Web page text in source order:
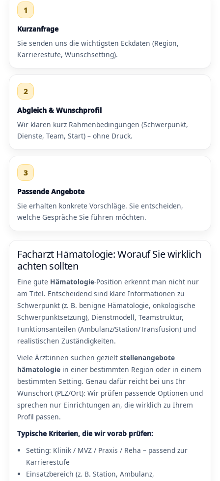
1
Kurzanfrage
Sie senden uns die wichtigsten Eckdaten (Region,
Karrierestufe, Wunschsetting).
2
Abgleich & Wunschprofil
Wir klären kurz Rahmenbedingungen (Schwerpunkt,
Dienste, Team, Start) – ohne Druck.
3
Passende Angebote
Sie erhalten konkrete Vorschläge. Sie entscheiden,
welche Gespräche Sie führen möchten.
Facharzt Hämatologie: Worauf Sie wirklich
achten sollten
Eine gute Hämatologie-Position erkennt man nicht nur
am Titel. Entscheidend sind klare Informationen zu
Schwerpunkt (z. B. benigne Hämatologie, onkologische
Schwerpunktsetzung), Dienstmodell, Teamstruktur,
Funktionsanteilen (Ambulanz/Station/Transfusion) und
realistischen Zuständigkeiten.
Viele Ärzt:innen suchen gezielt stellenangebote
hämatologie in einer bestimmten Region oder in einem
bestimmten Setting. Genau dafür reicht bei uns Ihr
Wunschort (PLZ/Ort): Wir prüfen passende Optionen und
sprechen nur Einrichtungen an, die wirklich zu Ihrem
Profil passen.
Typische Kriterien, die wir vorab prüfen:
Setting: Klinik / MVZ / Praxis / Reha – passend zur
Karrierestufe
Einsatzbereich (z. B. Station, Ambulanz,